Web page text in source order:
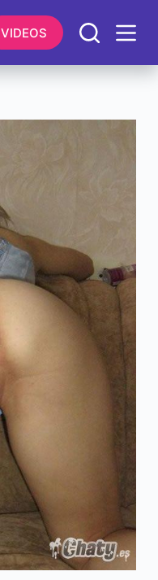
VIDEOS